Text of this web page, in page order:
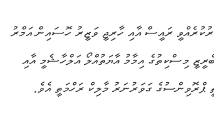
ރައީސް އާއި ހާރިޖީ ވަޒީރު ހޮސައިން އަމްރު
މިސްކިތުގެ އިމާމު އާޔަތުއްލޯ އަލްހާޝެމީ އާއި
ޕްރޮވިންސުގެ ގަވަރުނަރު މާލިކް ރަހްމަތީ އެވެ.